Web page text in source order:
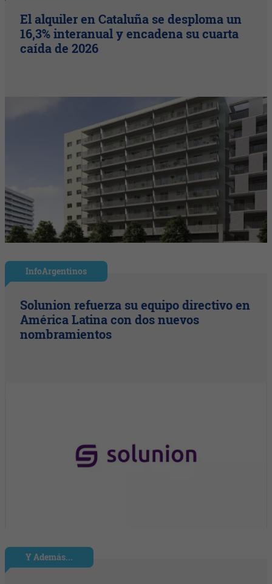
El alquiler en Cataluña se desploma un
16,3% interanual y encadena su cuarta
caída de 2026
InfoArgentinos
Solunion refuerza su equipo directivo en
América Latina con dos nuevos
nombramientos
Y Además...